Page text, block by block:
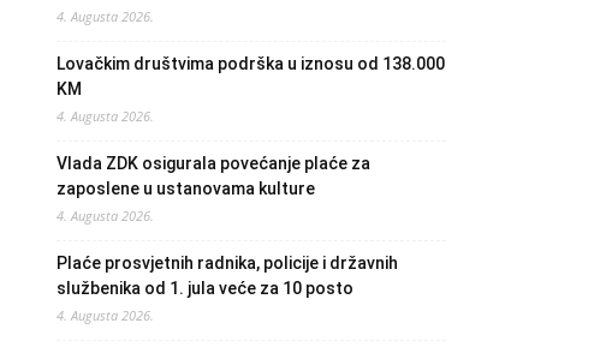
4. Augusta 2026.
Lovačkim društvima podrška u iznosu od 138.000
KM
4. Augusta 2026.
Vlada ZDK osigurala povećanje plaće za
zaposlene u ustanovama kulture
4. Augusta 2026.
Plaće prosvjetnih radnika, policije i državnih
službenika od 1. jula veće za 10 posto
4. Augusta 2026.